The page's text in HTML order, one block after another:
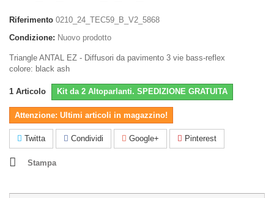
Riferimento 0210_24_TEC59_B_V2_5868
Condizione: Nuovo prodotto
Triangle ANTAL EZ - Diffusori da pavimento 3 vie bass-reflex
colore: black ash
1 Articolo Kit da 2 Altoparlanti. SPEDIZIONE GRATUITA
Attenzione: Ultimi articoli in magazzino!
Twitta Condividi Google+ Pinterest
Stampa